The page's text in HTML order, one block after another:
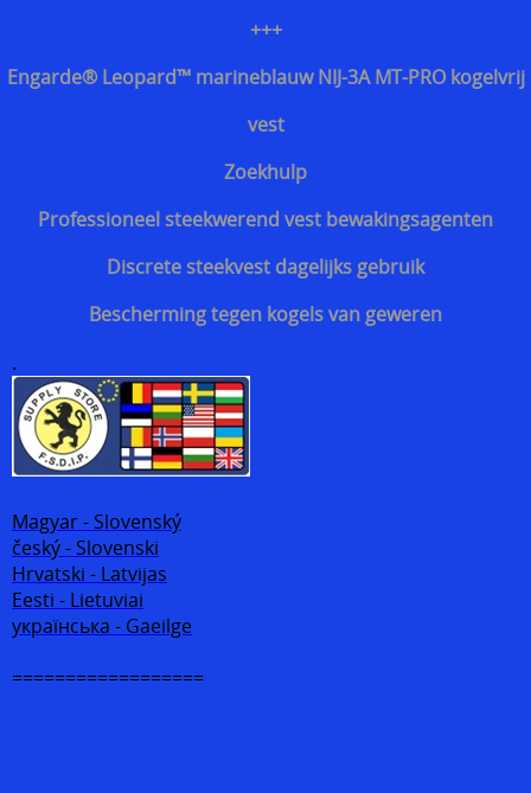
Discrete steekvest dagelijks gebruik
Bescherming tegen kogels van geweren
+++
Engarde® Leopard™ marineblauw NIJ-3A MT-PRO kogelvrij
vest
Zoekhulp
Professioneel steekwerend vest bewakingsagenten
Discrete steekvest dagelijks gebruik
Bescherming tegen kogels van geweren
.
Magyar - Slovenský
český - Slovenski
Hrvatski - Latvijas
Eesti - Lietuviai
українська - Gaeilge
==================